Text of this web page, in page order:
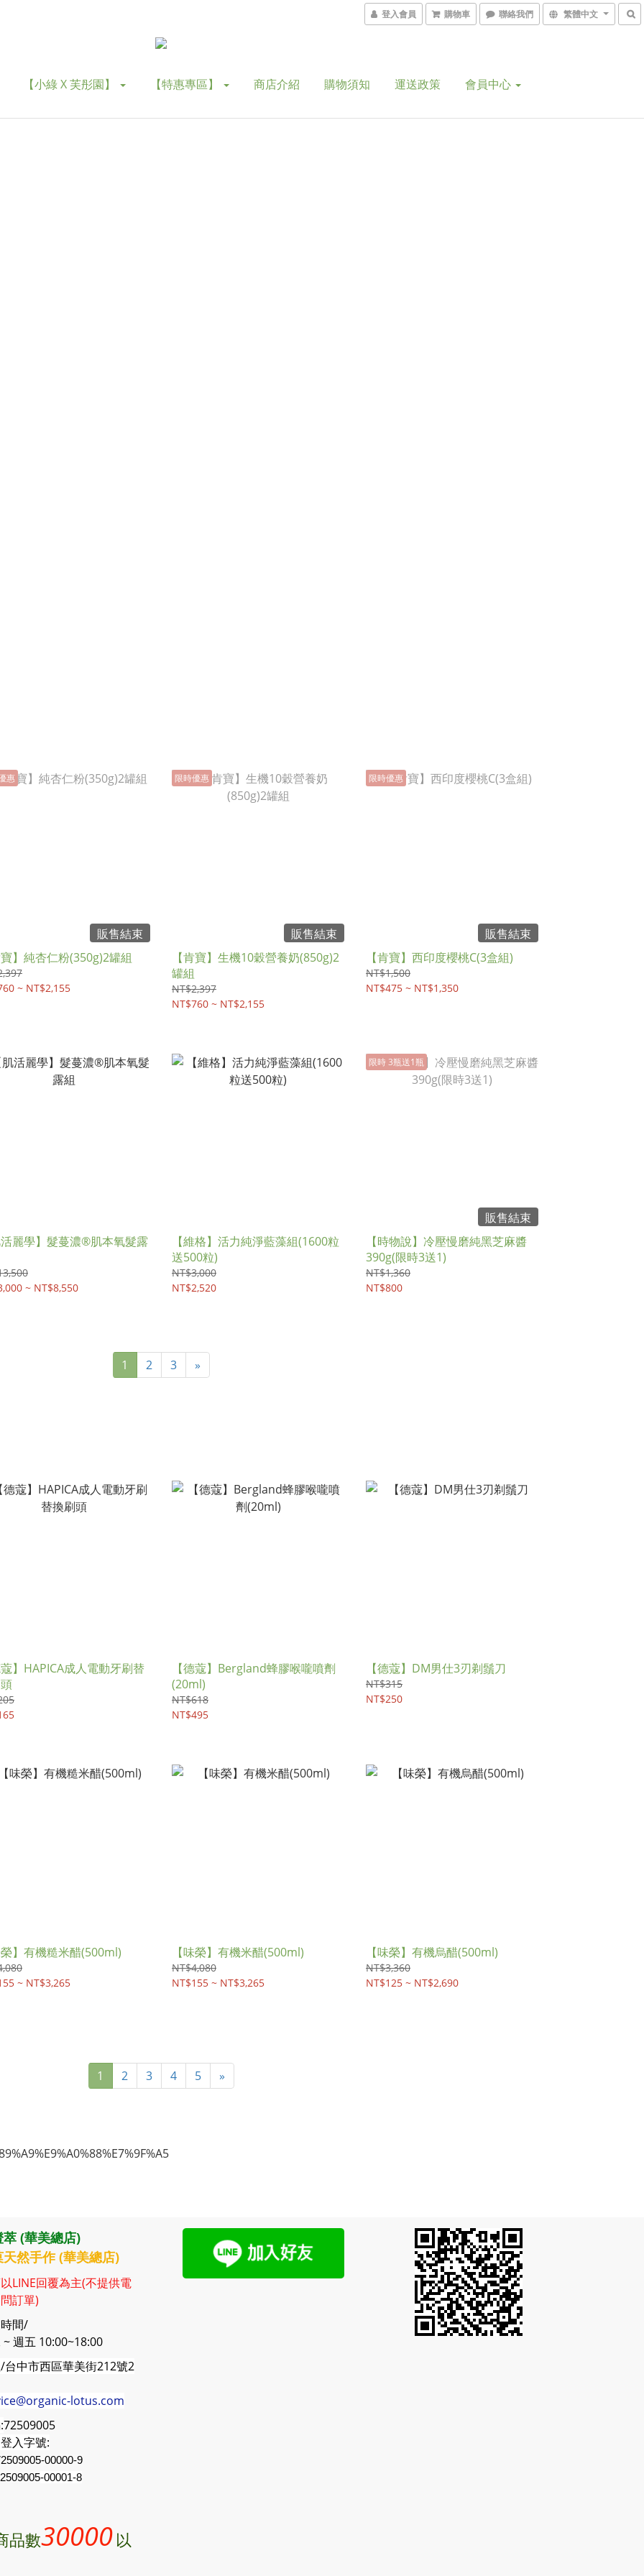
登入會員 購物車 聯絡我們 繁體中文
【小綠 X 芙彤園】 【特惠專區】 商店介紹 購物須知 運送政策 會員中心
惠
販售結束
】純杏仁粉(350g)2罐組
~ NT$2,155
限時優惠
販售結束
【肯寶】生機10穀營養奶(850g)2
罐組
NT$2,397
NT$760 ~ NT$2,155
限時優惠
販售結束
【肯寶】西印度櫻桃C(3盒組)
NT$1,500
NT$475 ~ NT$1,350
麗學】髮蔓濃®肌本氧髮露
~ NT$8,550
【維格】活力純淨藍藻組(1600粒
送500粒)
NT$3,000
NT$2,520
限時 3瓶送1瓶
販售結束
【時物說】冷壓慢磨純黑芝麻醬
390g(限時3送1)
NT$1,360
NT$800
1 2 3 »
】HAPICA成人電動牙刷替
【德蔻】Bergland蜂膠喉嚨噴劑
(20ml)
NT$618
NT$495
【德蔻】DM男仕3刃剃鬚刀
NT$315
NT$250
】有機糙米醋(500ml)
~ NT$3,265
【味榮】有機米醋(500ml)
NT$4,080
NT$155 ~ NT$3,265
【味榮】有機烏醋(500ml)
NT$3,360
NT$125 ~ NT$2,690
1 2 3 4 5 »
萃 (華美總店)
天然手作 (華美總店)
LINE回覆為主(不提供電
訂單)
間/
~ 週五 10:00~18:00
台中市西區華美街212號2
lotus.com
72509005
入字號:
00000-9
-00001-8
品數30000 以